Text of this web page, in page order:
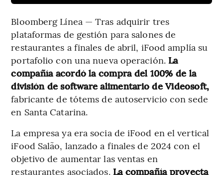
Bloomberg Línea — Tras adquirir tres
plataformas de gestión para salones de
restaurantes a finales de abril, iFood amplía su
portafolio con una nueva operación. La
compañía acordó la compra del 100% de la
división de software alimentario de Videosoft,
fabricante de tótems de autoservicio con sede
en Santa Catarina.
La empresa ya era socia de iFood en el vertical
iFood Salão, lanzado a finales de 2024 con el
objetivo de aumentar las ventas en
restaurantes asociados. La compañía proyecta